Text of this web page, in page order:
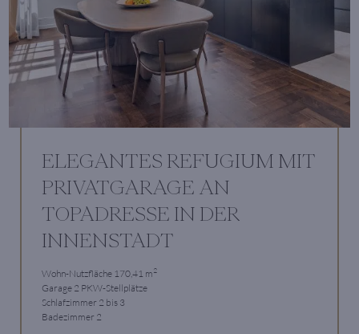
ELEGANTES REFUGIUM MIT
PRIVATGARAGE AN
TOPADRESSE IN DER
INNENSTADT
Wohn-Nutzfläche 170,41 m2
Garage 2 PKW-Stellplätze
Schlafzimmer 2 bis 3
Badezimmer 2